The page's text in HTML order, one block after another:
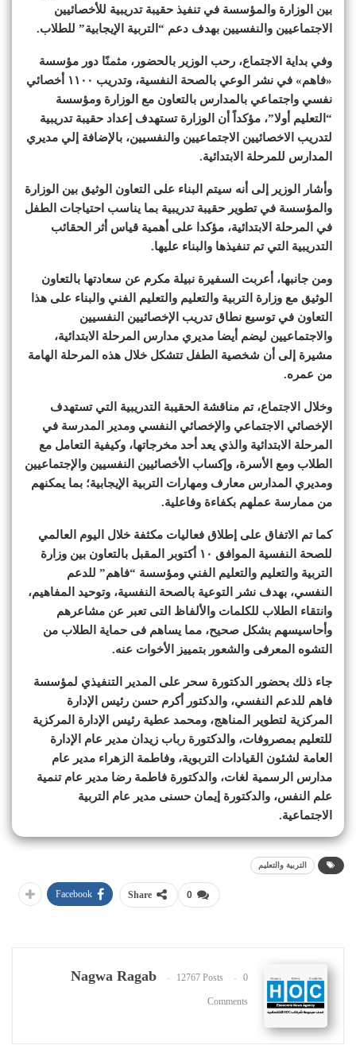
بين الوزارة والمؤسسة في تنفيذ حقيبة تدريبية للأخصائيين
الاجتماعيين والنفسيين بهدف دعم “التربية الإيجابية” للطلاب.
وفي بداية الاجتماع، رحب الوزير بالحضور، مثمنًا دور مؤسسة
«فاهم» في نشر الوعي بالصحة النفسية، وتدريب ١١٠٠ أخصائي
نفسي واجتماعي بالمدارس بالتعاون مع الوزارة ومؤسسة
“التعليم أولا”، مؤكداً أن الوزارة تستهدف إعداد حقيبة تدريبية
لتدريب الاخصائيين الاجتماعيين والنفسيين، بالإضافة إلي مديري
المدارس للمرحلة الابتدائية.
وأشار الوزير إلى أنه سيتم البناء على التعاون الوثيق بين الوزارة
والمؤسسة في تطوير حقيبة تدريبية بما يناسب احتياجات الطفل
في المرحلة الابتدائية، مؤكدا على أهمية قياس أثر الحقائب
التدريبية التي تم تنفيذها والبناء عليها.
ومن جانبها، أعربت السفيرة نبيلة مكرم عن سعادتها بالتعاون
الوثيق مع وزارة التربية والتعليم والتعليم الفني والبناء على هذا
التعاون في توسيع نطاق تدريب الإخصائيين النفسيين
والاجتماعيين ليضم أيضا مديري مدارس المرحلة الابتدائية،
مشيرة إلى أن شخصية الطفل تتشكل خلال هذه المرحلة الهامة
من عمره.
وخلال الاجتماع، تم مناقشة الحقيبة التدريبية التي تستهدف
الإخصائي الاجتماعي والإخصائي النفسي ومدير المدرسة في
المرحلة الابتدائية والذي يعد أحد مخرجاتها، وكيفية التعامل مع
الطلاب ومع الأسرة، وإكساب الأخصائيين النفسيين والإجتماعيين
ومديري المدارس معارف ومهارات التربية الإيجابية؛ بما يمكنهم
من ممارسة عملهم بكفاءة وفاعلية.
كما تم الاتفاق على إطلاق فعاليات مكثفة خلال اليوم العالمي
للصحة النفسية الموافق ١٠ أكتوبر المقبل بالتعاون بين وزارة
التربية والتعليم والتعليم الفني ومؤسسة “فاهم” للدعم
النفسي، بهدف نشر التوعية بالصحة النفسية، وتوحيد المفاهيم،
وانتقاء الطلاب للكلمات والألفاظ التى تعبر عن مشاعرهم
وأحاسيسهم بشكل صحيح، مما يساهم فى حماية الطلاب من
التشوه المعرفى والشعور بتمييز الأخوات عنه.
جاء ذلك بحضور الدكتورة سحر على المدير التنفيذي لمؤسسة
فاهم للدعم النفسي، والدكتور أكرم حسن رئيس الإدارة
المركزية لتطوير المناهج، ومحمد عطية رئيس الإدارة المركزية
للتعليم بمصروفات، والدكتورة رباب زيدان مدير عام الإدارة
العامة لشئون القيادات التربوية، وفاطمة الزهراء مدير عام
مدارس الرسمية لغات، والدكتورة فاطمة رضا مدير عام تنمية
علم النفس، والدكتورة إيمان حسنی مدير عام التربية
الاجتماعية.
التربية والتعليم
0
Share
Facebook
Nagwa Ragab 12767 Posts 0
Comments